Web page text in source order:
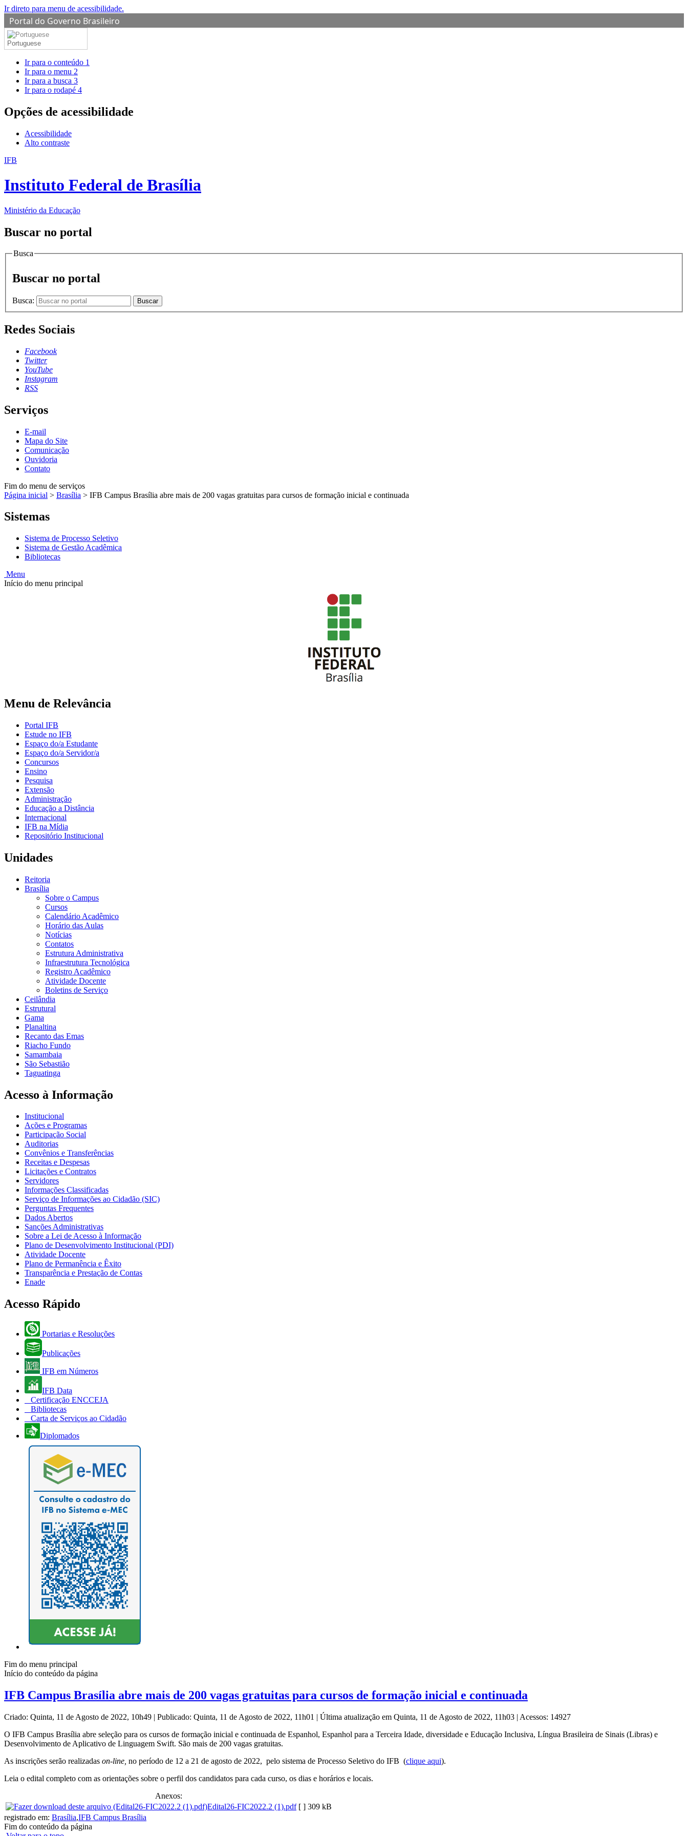
Ir direto para menu de acessibilidade.
Portal do Governo Brasileiro
Portuguese
Ir para o conteúdo 1
Ir para o menu 2
Ir para a busca 3
Ir para o rodapé 4
Opções de acessibilidade
Acessibilidade
Alto contraste
IFB
Instituto Federal de Brasília
Ministério da Educação
Buscar no portal
Busca
Buscar no portal
Busca: Buscar
Redes Sociais
Facebook
Twitter
YouTube
Instagram
RSS
Serviços
E-mail
Mapa do Site
Comunicação
Ouvidoria
Contato
Fim do menu de serviços
Página inicial > Brasília > IFB Campus Brasília abre mais de 200 vagas gratuitas para cursos de formação inicial e continuada
Sistemas
Sistema de Processo Seletivo
Sistema de Gestão Acadêmica
Bibliotecas
Menu
Início do menu principal
Menu de Relevância
Portal IFB
Estude no IFB
Espaço do/a Estudante
Espaço do/a Servidor/a
Concursos
Ensino
Pesquisa
Extensão
Administração
Educação a Distância
Internacional
IFB na Mídia
Repositório Institucional
Unidades
Reitoria
Brasília
Sobre o Campus
Cursos
Calendário Acadêmico
Horário das Aulas
Notícias
Contatos
Estrutura Administrativa
Infraestrutura Tecnológica
Registro Acadêmico
Atividade Docente
Boletins de Serviço
Ceilândia
Estrutural
Gama
Planaltina
Recanto das Emas
Riacho Fundo
Samambaia
São Sebastião
Taguatinga
Acesso à Informação
Institucional
Ações e Programas
Participação Social
Auditorias
Convênios e Transferências
Receitas e Despesas
Licitações e Contratos
Servidores
Informações Classificadas
Serviço de Informações ao Cidadão (SIC)
Perguntas Frequentes
Dados Abertos
Sanções Administrativas
Sobre a Lei de Acesso à Informação
Plano de Desenvolvimento Institucional (PDI)
Atividade Docente
Plano de Permanência e Êxito
Transparência e Prestação de Contas
Enade
Acesso Rápido
Portarias e Resoluções
Publicações
IFB em Números
IFB Data
Certificação ENCCEJA
Bibliotecas
Carta de Serviços ao Cidadão
Diplomados
Fim do menu principal
Início do conteúdo da página
IFB Campus Brasília abre mais de 200 vagas gratuitas para cursos de formação inicial e continuada
Criado: Quinta, 11 de Agosto de 2022, 10h49 | Publicado: Quinta, 11 de Agosto de 2022, 11h01 | Última atualização em Quinta, 11 de Agosto de 2022, 11h03 | Acessos: 14927
O IFB Campus Brasília abre seleção para os cursos de formação inicial e continuada de Espanhol, Espanhol para a Terceira Idade, diversidade e Educação Inclusiva, Língua Brasileira de Sinais (Libras) e
Desenvolvimento de Aplicativo de Linguagem Swift. São mais de 200 vagas gratuitas.
As inscrições serão realizadas on-line, no período de 12 a 21 de agosto de 2022, pelo sistema de Processo Seletivo do IFB (clique aqui).
Leia o edital completo com as orientações sobre o perfil dos candidatos para cada curso, os dias e horários e locais.
Anexos:
Edital26-FIC2022.2 (1).pdf [ ] 309 kB
registrado em: Brasília,IFB Campus Brasília
Fim do conteúdo da página